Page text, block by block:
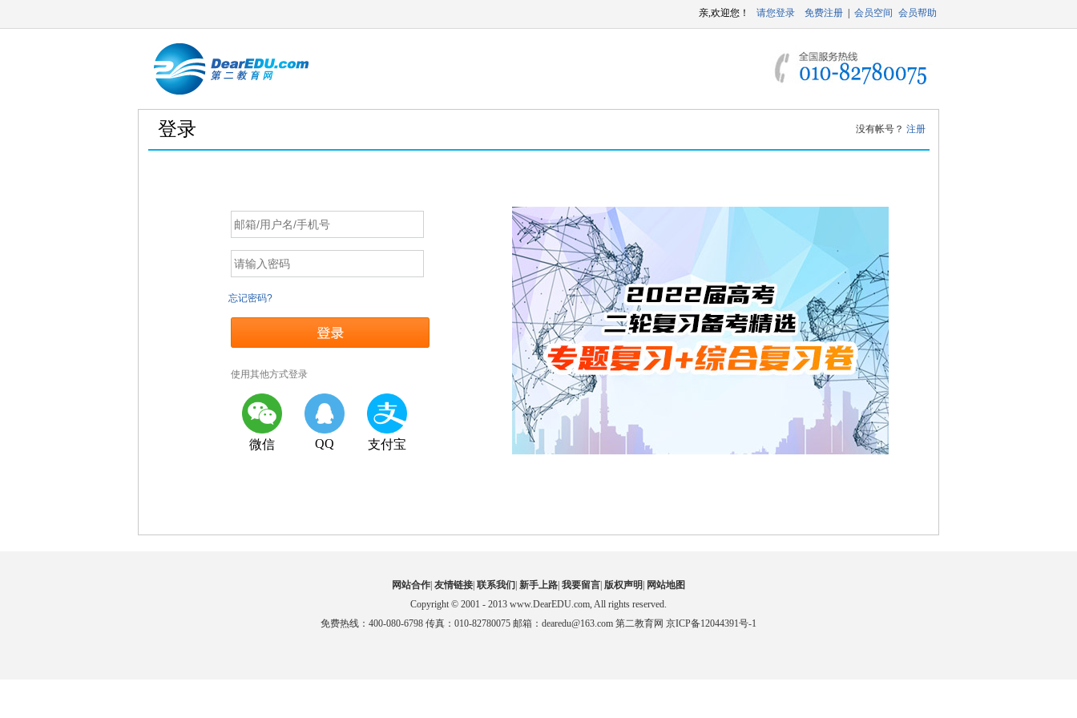
登录 没有帐号？ 注册
忘记密码?
使用其他方式登录
微信 QQ 支付宝
网站合作 友情链接 联系我们 新手上路 我要留言 版权声明
网站地图
Copyright © 2001 - 2013 www.DearEDU.com, All rights reserved.
免费热线：400-080-6798 传真：010-82780075 邮箱：dearedu@163.com 第二教育网 京ICP备12044391号-1